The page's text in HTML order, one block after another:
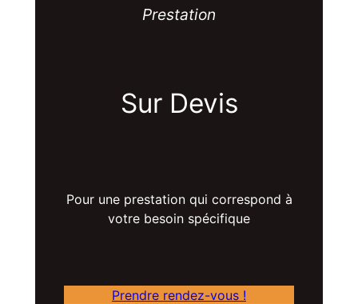
Prestation
Sur Devis
Pour une prestation qui correspond à
votre besoin spécifique
Prendre rendez-vous !